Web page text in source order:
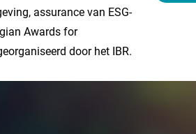
assurance van ESG-
Awards for
door het IBR.